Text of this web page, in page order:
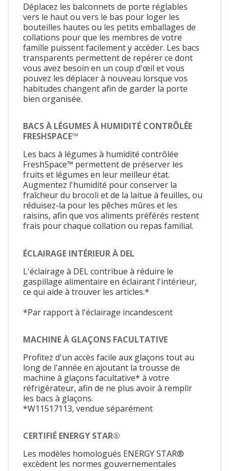
Déplacez les balconnets de porte réglables
vers le haut ou vers le bas pour loger les
bouteilles hautes ou les petits emballages de
collations pour que les membres de votre
famille puissent facilement y accéder. Les bacs
transparents permettent de repérer ce dont
vous avez besoin en un coup d'œil et vous
pouvez les déplacer à nouveau lorsque vos
habitudes changent afin de garder la porte
bien organisée.
BACS À LÉGUMES À HUMIDITÉ CONTRÔLÉE
FRESHSPACE™
Les bacs à légumes à humidité contrôlée
FreshSpace™ permettent de préserver les
fruits et légumes en leur meilleur état.
Augmentez l'humidité pour conserver la
fraîcheur du brocoli et de la laitue à feuilles, ou
réduisez-la pour les pêches mûres et les
raisins, afin que vos aliments préférés restent
frais pour chaque collation ou repas familial.
ÉCLAIRAGE INTÉRIEUR À DEL
L'éclairage à DEL contribue à réduire le
gaspillage alimentaire en éclairant l'intérieur,
ce qui aide à trouver les articles.*
*Par rapport à l'éclairage incandescent
MACHINE À GLAÇONS FACULTATIVE
Profitez d'un accès facile aux glaçons tout au
long de l'année en ajoutant la trousse de
machine à glaçons facultative* à votre
réfrigérateur, afin de ne plus avoir à remplir
les bacs à glaçons.
*W11517113, vendue séparément
CERTIFIÉ ENERGY STAR®
Les modèles homologués ENERGY STAR®
excèdent les normes gouvernementales